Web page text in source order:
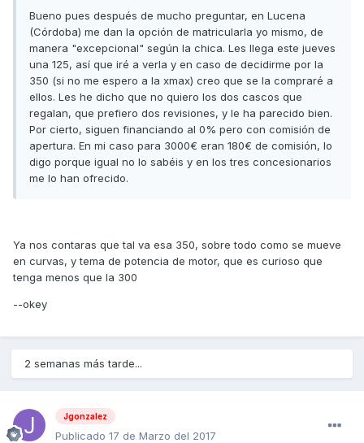
Bueno pues después de mucho preguntar, en Lucena
(Córdoba) me dan la opción de matricularla yo mismo, de
manera "excepcional" según la chica. Les llega este jueves
una 125, así que iré a verla y en caso de decidirme por la
350 (si no me espero a la xmax) creo que se la compraré a
ellos. Les he dicho que no quiero los dos cascos que
regalan, que prefiero dos revisiones, y le ha parecido bien.
Por cierto, siguen financiando al 0% pero con comisión de
apertura. En mi caso para 3000€ eran 180€ de comisión, lo
digo porque igual no lo sabéis y en los tres concesionarios
me lo han ofrecido.
Ya nos contaras que tal va esa 350, sobre todo como se mueve
en curvas, y tema de potencia de motor, que es curioso que
tenga menos que la 300
--okey
2 semanas más tarde...
Jgonzalez
Publicado 17 de Marzo del 2017